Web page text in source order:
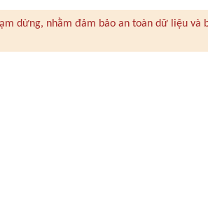
dừng, nhằm đảm bảo an toàn dữ liệu và